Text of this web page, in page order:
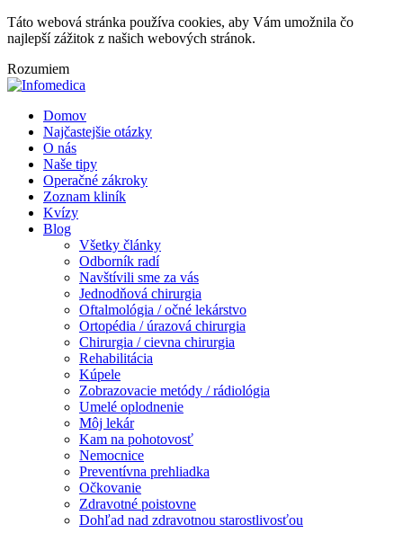
Táto webová stránka používa cookies, aby Vám umožnila čo
najlepší zážitok z našich webových stránok.
Rozumiem
Domov
Najčastejšie otázky
O nás
Naše tipy
Operačné zákroky
Zoznam kliník
Kvízy
Blog
Všetky články
Odborník radí
Navštívili sme za vás
Jednodňová chirurgia
Oftalmológia / očné lekárstvo
Ortopédia / úrazová chirurgia
Chirurgia / cievna chirurgia
Rehabilitácia
Kúpele
Zobrazovacie metódy / rádiológia
Umelé oplodnenie
Môj lekár
Kam na pohotovosť
Nemocnice
Preventívna prehliadka
Očkovanie
Zdravotné poistovne
Dohľad nad zdravotnou starostlivosťou